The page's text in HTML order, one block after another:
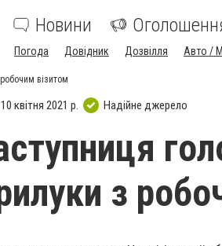
Новини
Погода Довідник Дозвілля Авто /
візитом
квітня 2021 р. Надійне джерело
з